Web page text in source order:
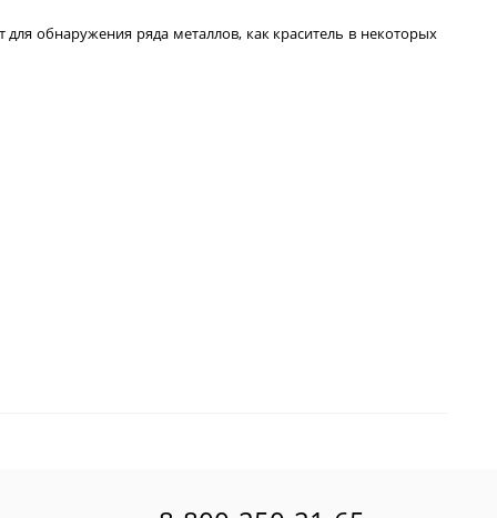
для обнаружения ряда металлов, как краситель в некоторых